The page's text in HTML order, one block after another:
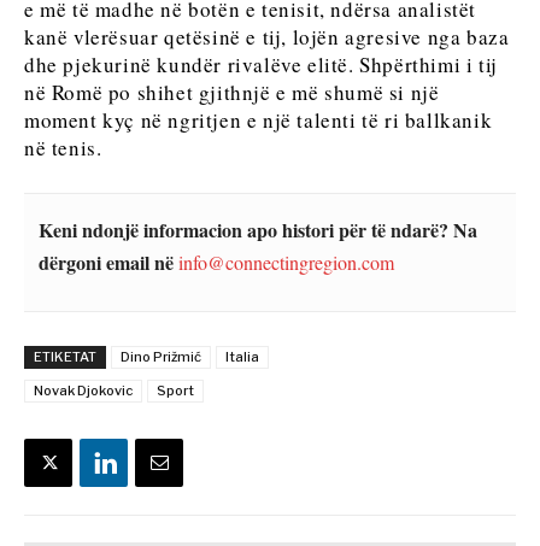
Discover
Lajme
Ngjarjet
Kulturë
Rreth nesh Na kontaktoni Reklamo Abonohu
Discover
Lajme
Sporti
Western
Balkans
2030
Rreth nesh
e më të madhe në botën e tenisit, ndërsa analistët
kanë vlerësuar qetësinë e tij, lojën agresive nga baza
dhe pjekurinë kundër rivalëve elitë. Shpërthimi i tij
në Romë po shihet gjithnjë e më shumë si një
moment kyç në ngritjen e një talenti të ri ballkanik
në tenis.
Keni ndonjë informacion apo histori për të ndarë? Na
dërgoni email nëinfo@connectingregion.com
ETIKETAT Dino Prižmić
Italia
Novak Djokovic
Sport